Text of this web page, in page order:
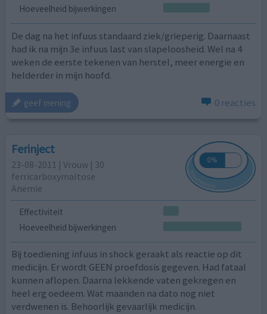
Hoeveelheid bijwerkingen
De dag na het infuus standaard ziek/grieperig. Daarnaast
had ik na mijn 3e infuus last van slapeloosheid. Wel na 4
weken de eerste tekenen van herstel, meer energie en
helderder in mijn hoofd.
geef mening 0 reacties
Ferinject
23-08-2011 | Vrouw | 30
ferricarboxymaltose
Anemie
Effectiviteit
Hoeveelheid bijwerkingen
Bij toediening infuus in shock geraakt als reactie op dit
medicijn. Er wordt GEEN proefdosis gegeven. Had fataal
kunnen aflopen. Daarna lekkende vaten gekregen en
heel erg oedeem. Wat maanden na dato nog niet
verdwenen is. Behoorlijk gevaarlijk medicijn.